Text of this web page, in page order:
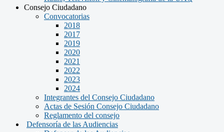
Consejo Ciudadano
Convocatorias
2018
2017
2019
2020
2021
2022
2023
2024
Integrantes del Consejo Ciudadano
Actas de Sesión Consejo Ciudadano
Reglamento del consejo
Defensoría de las Audiencias